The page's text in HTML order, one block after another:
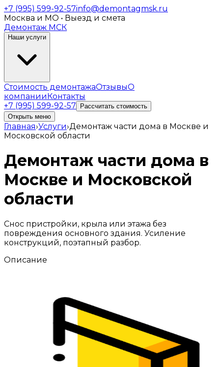
+7 (995) 599-92-57info@demontagmsk.ru
Москва и МО • Выезд и смета
Демонтаж МСК
Наши услуги
Стоимость демонтажаОтзывыО
компанииКонтакты
+7 (995) 599-92-57
Рассчитать стоимость
Открыть меню
Главная›Услуги›Демонтаж части дома в Москве и
Московской области
Демонтаж части дома в
Москве и Московской
области
Снос пристройки, крыла или этажа без
повреждения основного здания. Усиление
конструкций, поэтапный разбор.
Описание